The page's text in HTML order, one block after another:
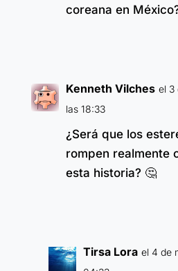
coreana en
Kenneth Vilches el 3
las 18:33
¿Será que los
rompen realmente
esta historia? 🤔
Tirsa Lora el 4 de